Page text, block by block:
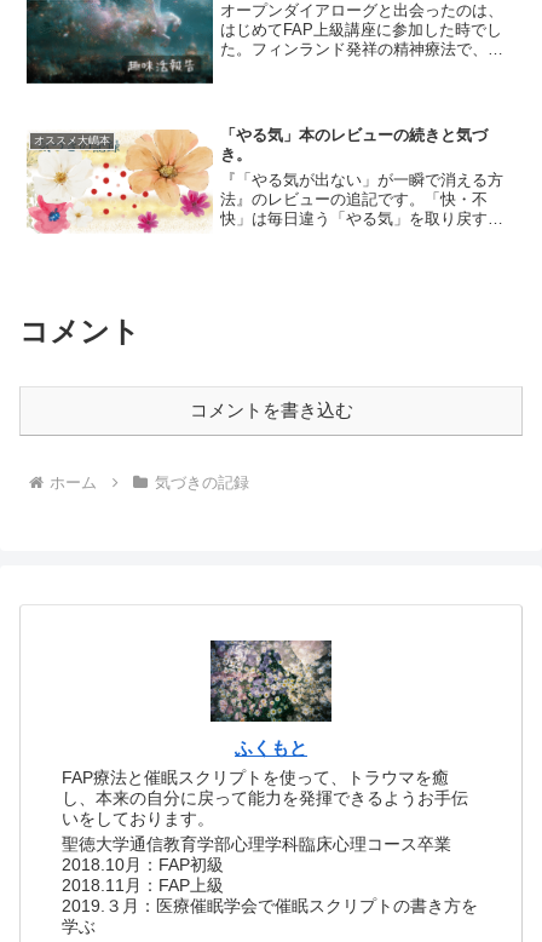
オープンダイアローグと出会ったのは、
はじめてFAP上級講座に参加した時でし
た。フィンランド発祥の精神療法で、と
す。近年では、「オープン...
オススメ大嶋本
「やる気」本のレビューの続きと気づ
き。
『「やる気が出ない」が一瞬で消える方
法』のレビューの追記です。「快・不
快」は毎日違う「やる気」を取り戻す
コメント
コメントを書き込む
ホーム 気づきの記録
ふくもと
FAP療法と催眠スクリプトを使って、トラウマを癒
し、本来の自分に戻って能力を発揮できるようお手伝
いをしております。
聖徳大学通信教育学部心理学科臨床心理コース卒業
2018.10月：FAP初級
2018.11月：FAP上級
2019.３月：医療催眠学会で催眠スクリプトの書き方を
学ぶ